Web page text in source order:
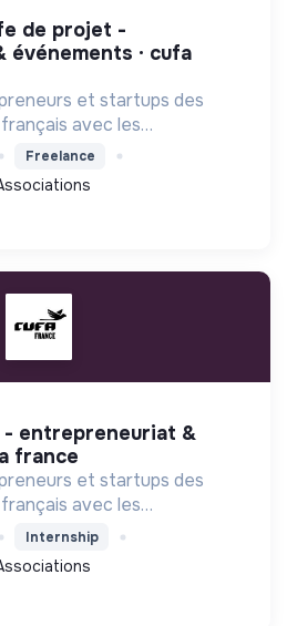
· cufa
et startups des
avec les
business angels,
Freelance
france
et startups des
avec les
business angels,
Internship